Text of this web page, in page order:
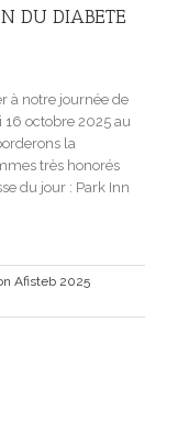
DU DIABETE
à notre journée de
octobre 2025 au
la
très honorés
du jour : Park Inn
Afisteb 2025